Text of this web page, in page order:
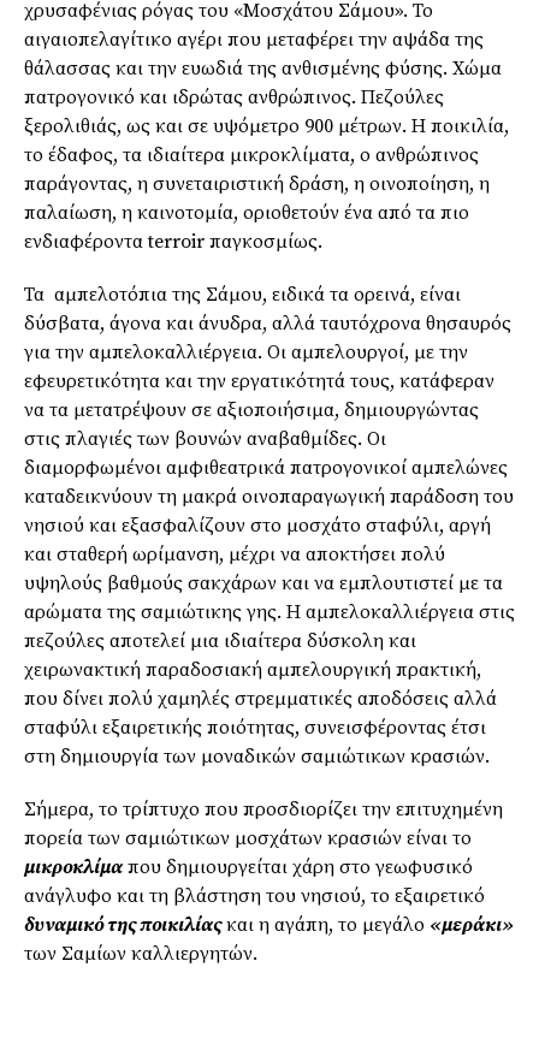
χρυσαφένιας ρόγας του «Μοσχάτου Σάμου». Το
αιγαιοπελαγίτικο αγέρι που μεταφέρει την αψάδα της
θάλασσας και την ευωδιά της ανθισμένης φύσης. Χώμα
πατρογονικό και ιδρώτας ανθρώπινος. Πεζούλες
ξερολιθιάς, ως και σε υψόμετρο 900 μέτρων. Η ποικιλία,
το έδαφος, τα ιδιαίτερα μικροκλίματα, ο ανθρώπινος
παράγοντας, η συνεταιριστική δράση, η οινοποίηση, η
παλαίωση, η καινοτομία, οριοθετούν ένα από τα πιο
ενδιαφέροντα terroir παγκοσμίως.
Τα αμπελοτόπια της Σάμου, ειδικά τα ορεινά, είναι
δύσβατα, άγονα και άνυδρα, αλλά ταυτόχρονα θησαυρός
για την αμπελοκαλλιέργεια. Οι αμπελουργοί, με την
εφευρετικότητα και την εργατικότητά τους, κατάφεραν
να τα μετατρέψουν σε αξιοποιήσιμα, δημιουργώντας
στις πλαγιές των βουνών αναβαθμίδες. Οι
διαμορφωμένοι αμφιθεατρικά πατρογονικοί αμπελώνες
καταδεικνύουν τη μακρά οινοπαραγωγική παράδοση του
νησιού και εξασφαλίζουν στο μοσχάτο σταφύλι, αργή
και σταθερή ωρίμανση, μέχρι να αποκτήσει πολύ
υψηλούς βαθμούς σακχάρων και να εμπλουτιστεί με τα
αρώματα της σαμιώτικης γης. Η αμπελοκαλλιέργεια στις
πεζούλες αποτελεί μια ιδιαίτερα δύσκολη και
χειρωνακτική παραδοσιακή αμπελουργική πρακτική,
που δίνει πολύ χαμηλές στρεμματικές αποδόσεις αλλά
σταφύλι εξαιρετικής ποιότητας, συνεισφέροντας έτσι
στη δημιουργία των μοναδικών σαμιώτικων κρασιών.
Σήμερα, το τρίπτυχο που προσδιορίζει την επιτυχημένη
πορεία των σαμιώτικων μοσχάτων κρασιών είναι το
μικροκλίμαπου δημιουργείται χάρη στο γεωφυσικό
ανάγλυφο και τη βλάστηση του νησιού, το εξαιρετικό
δυναμικό της ποικιλίαςκαι η αγάπη, το μεγάλο «μεράκι»
των Σαμίων καλλιεργητών.